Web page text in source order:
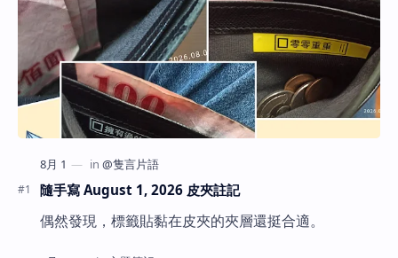
隨手寫 August 1, 2026 皮夾註記
偶然發現，標籤貼黏在皮夾的夾層還挺合適。